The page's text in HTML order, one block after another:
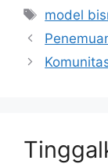
Tag
model